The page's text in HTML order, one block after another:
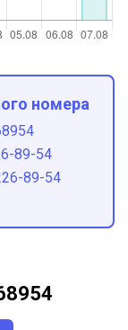
номера
89-54
89-54